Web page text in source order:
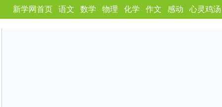
新学网首页 语文 数学 物理 化学 作文 感动 心灵鸡汤